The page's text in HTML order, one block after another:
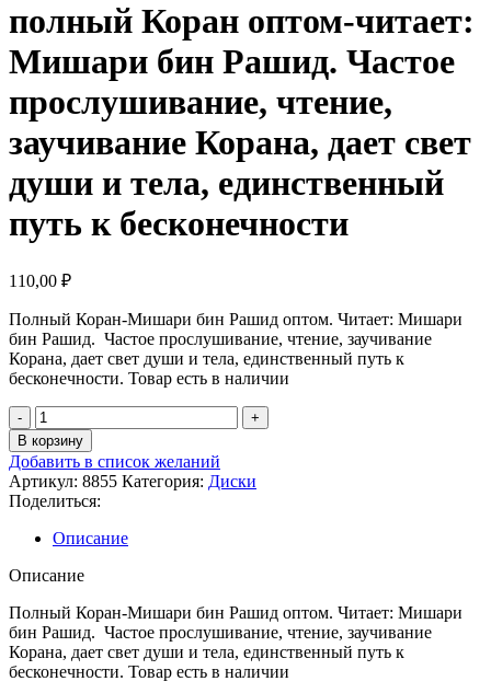
полный Коран оптом-читает:
Мишари бин Рашид. Частое
прослушивание, чтение,
заучивание Корана, дает свет
души и тела, единственный
путь к бесконечности
110,00 ₽
Полный Коран-Мишари бин Рашид оптом. Читает: Мишари
бин Рашид. Частое прослушивание, чтение, заучивание
Корана, дает свет души и тела, единственный путь к
бесконечности. Товар есть в наличии
Количество
товара
полный
Коран
оптом-
читает:
Мишари
бин
Рашид.
прослушивание,
чтение,
заучивание
Корана,
В корзину
Добавить в список желаний
Артикул: 8855 Категория: Диски
Поделиться:
Описание
Описание
Полный Коран-Мишари бин Рашид оптом. Читает: Мишари
бин Рашид. Частое прослушивание, чтение, заучивание
Корана, дает свет души и тела, единственный путь к
бесконечности. Товар есть в наличии